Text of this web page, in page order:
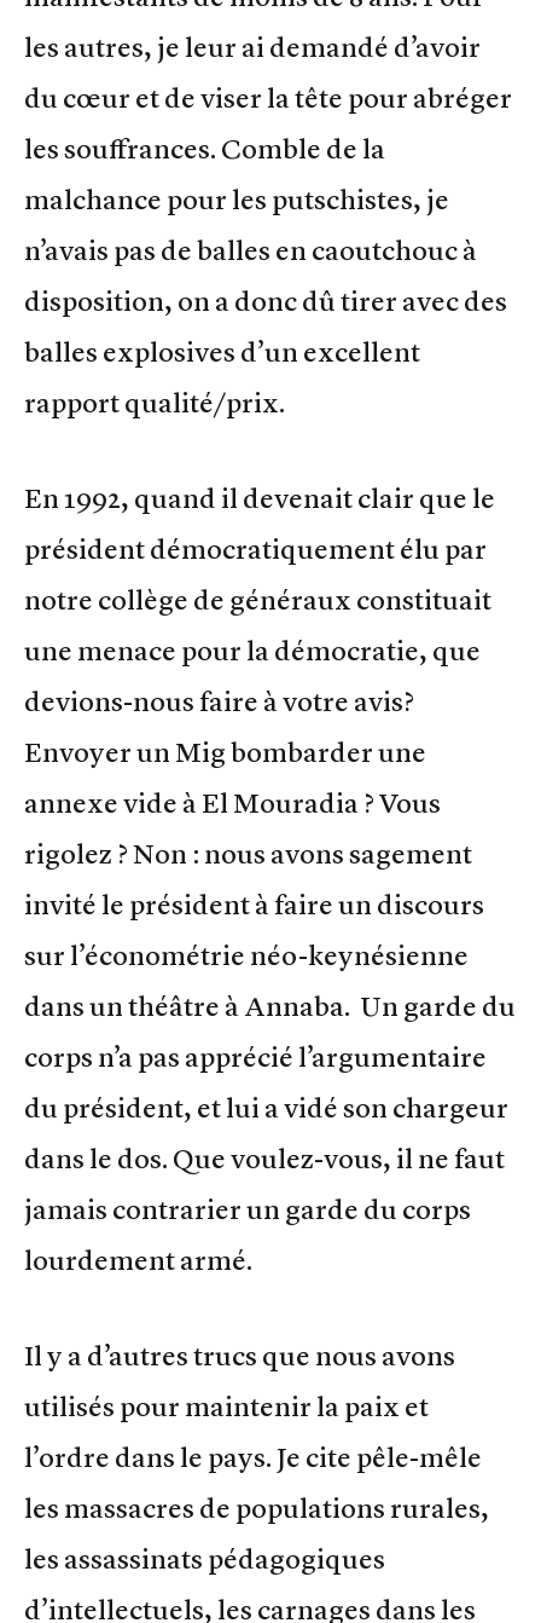
les autres, je leur ai demandé d’avoir
du cœur et de viser la tête pour abréger
les souffrances. Comble de la
malchance pour les putschistes, je
n’avais pas de balles en caoutchouc à
disposition, on a donc dû tirer avec des
balles explosives d’un excellent
rapport qualité/prix.
En 1992, quand il devenait clair que le
président démocratiquement élu par
notre collège de généraux constituait
une menace pour la démocratie, que
devions-nous faire à votre avis?
Envoyer un Mig bombarder une
annexe vide à El Mouradia ? Vous
rigolez ? Non : nous avons sagement
invité le président à faire un discours
sur l’économétrie néo-keynésienne
dans un théâtre à Annaba. Un garde du
corps n’a pas apprécié l’argumentaire
du président, et lui a vidé son chargeur
dans le dos. Que voulez-vous, il ne faut
jamais contrarier un garde du corps
lourdement armé.
Il y a d’autres trucs que nous avons
utilisés pour maintenir la paix et
l’ordre dans le pays. Je cite pêle-mêle
les massacres de populations rurales,
les assassinats pédagogiques
d’intellectuels, les carnages dans les